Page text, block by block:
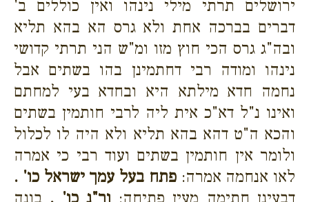
ירושלים תרתי מילי נינהו ואין כוללים ב'
דברים בברכה אחת ולא גרס הא בהא תליא
ובה"ג גרס הכי חוץ מזו ומ"ש הני תרתי קדושי
נינהו ומודה רבי דחתמינן בהו בשתים אבל
נחמה חדא מילתא היא ובחדא בעי למחתם
ואינו נ"ל דא"כ אית ליה לרבי חותמין בשתים
והכא ה"ט דהא בהא תליא ולא היה לו לכלול
ולומר אין חותמין בשתים ועוד רבי כי אמרה
לאו אנחמה אמרה:פתח בעל עמך ישראל כו' .